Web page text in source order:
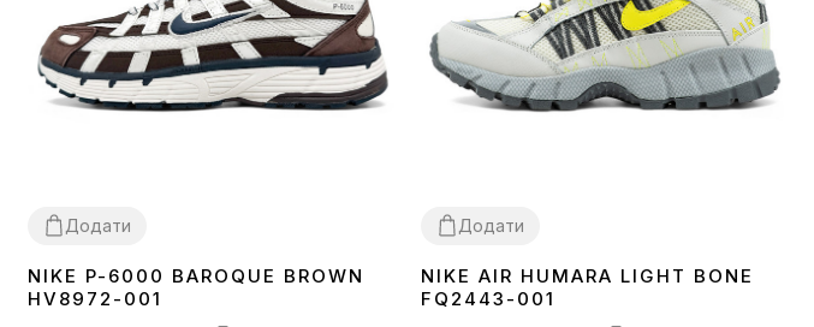
Додати
3637 38 3940 41 42434445
NIKE P-6000 BAROQUE BROWN
HV8972-001
Додати
4041 42
NIKE AIR HUMARA LIGHT BONE
FQ2443-001